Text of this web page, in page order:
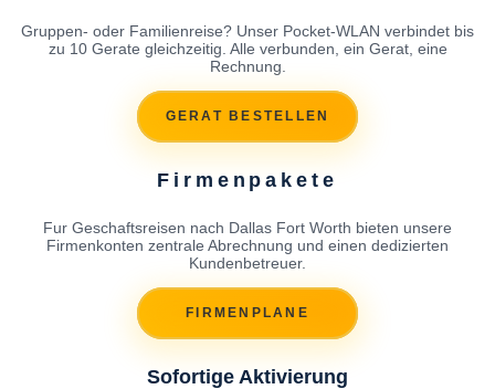
Gruppen- oder Familienreise? Unser Pocket-WLAN verbindet bis
zu 10 Gerate gleichzeitig. Alle verbunden, ein Gerat, eine
Rechnung.
GERAT BESTELLEN
Firmenpakete
Fur Geschaftsreisen nach Dallas Fort Worth bieten unsere
Firmenkonten zentrale Abrechnung und einen dedizierten
Kundenbetreuer.
FIRMENPLANE
Sofortige Aktivierung